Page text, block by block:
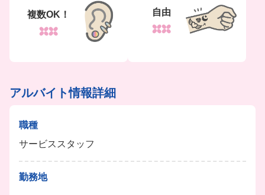
複数OK！ 自由
アルバイト情報詳細
職種
サービススタッフ
勤務地